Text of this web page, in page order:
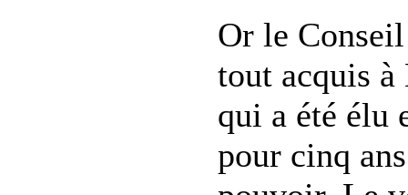
Or le
tout acquis à
qui a été élu
pour cinq